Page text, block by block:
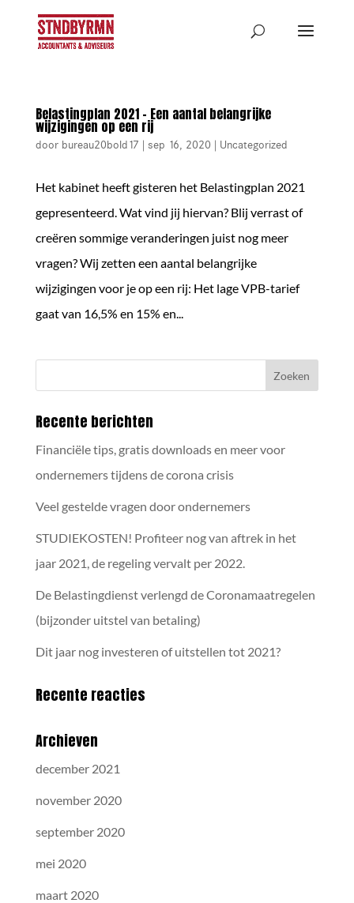
Belastingplan 2021 – Een aantal belangrijke
wijzigingen op een rij
door bureau20bold17 | sep 16, 2020 | Uncategorized
Het kabinet heeft gisteren het Belastingplan 2021
gepresenteerd. Wat vind jij hiervan? Blij verrast of
creëren sommige veranderingen juist nog meer
vragen? Wij zetten een aantal belangrijke
wijzigingen voor je op een rij: Het lage VPB-tarief
gaat van 16,5% en 15% en...
Recente berichten
Financiële tips, gratis downloads en meer voor
ondernemers tijdens de corona crisis
Veel gestelde vragen door ondernemers
STUDIEKOSTEN! Profiteer nog van aftrek in het
jaar 2021, de regeling vervalt per 2022.
De Belastingdienst verlengd de Coronamaatregelen
(bijzonder uitstel van betaling)
Dit jaar nog investeren of uitstellen tot 2021?
Recente reacties
Archieven
december 2021
november 2020
september 2020
mei 2020
maart 2020